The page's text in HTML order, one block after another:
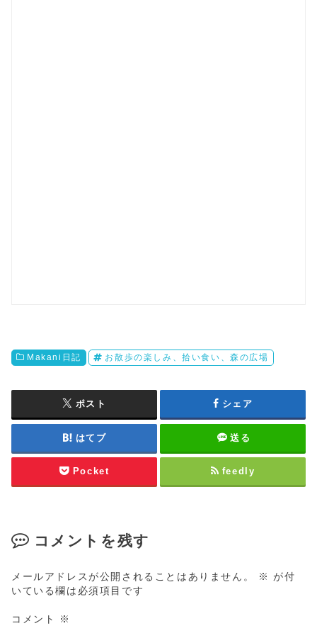
Makani日記 お散歩の楽しみ、拾い食い、森の広場
ポスト シェア
はてブ 送る
Pocket feedly
コメントを残す
メールアドレスが公開されることはありません。 ※ が付
いている欄は必須項目です
コメント ※